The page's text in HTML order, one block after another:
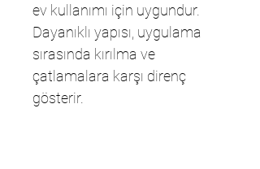
ev kullanımı için uygundur.
Dayanıklı yapısı, uygulama
sırasında kırılma ve
çatlamalara karşı direnç
gösterir.